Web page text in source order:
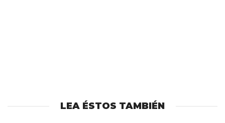
LEA ÉSTOS TAMBIÉN